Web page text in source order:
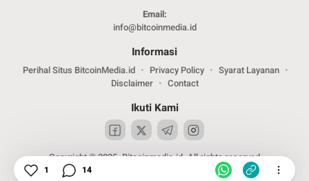
Email:
info@bitcoinmedia.id
Informasi
Perihal Situs BitcoinMedia.id Privacy Policy
Syarat Layanan
Disclaimer
Contact
Ikuti Kami
Copyright © 2025. Bitcoinmedia.id. All rights reserved
1 14